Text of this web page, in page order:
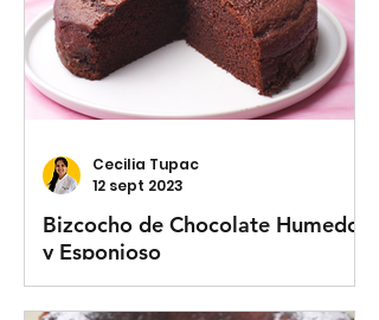
Bizcocho de Chocolate Humedo
y Esponjoso
Cecilia Tupac
12 sept 2023